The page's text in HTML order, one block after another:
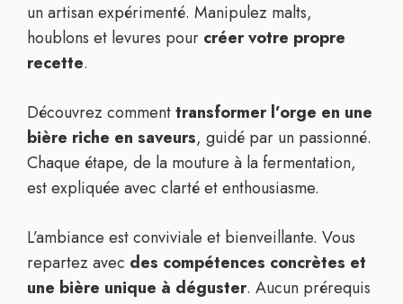
un artisan expérimenté. Manipulez malts,
houblons et levures pour créer votre propre
recette.
Découvrez commenttransformer l’orge en une
bière riche en saveurs, guidé par un passionné.
Chaque étape, de la mouture à la fermentation,
est expliquée avec clarté et enthousiasme.
L’ambiance est conviviale et bienveillante. Vous
repartez avec des compétences concrètes et
une bière unique à déguster. Aucun prérequis